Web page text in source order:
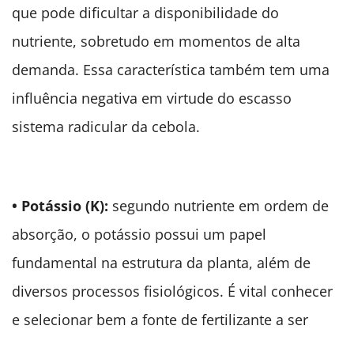
que pode dificultar a disponibilidade do
nutriente, sobretudo em momentos de alta
demanda. Essa característica também tem uma
influência negativa em virtude do escasso
sistema radicular da cebola.
• Potássio (K): segundo nutriente em ordem de
absorção, o potássio possui um papel
fundamental na estrutura da planta, além de
diversos processos fisiológicos. É vital conhecer
e selecionar bem a fonte de fertilizante a ser